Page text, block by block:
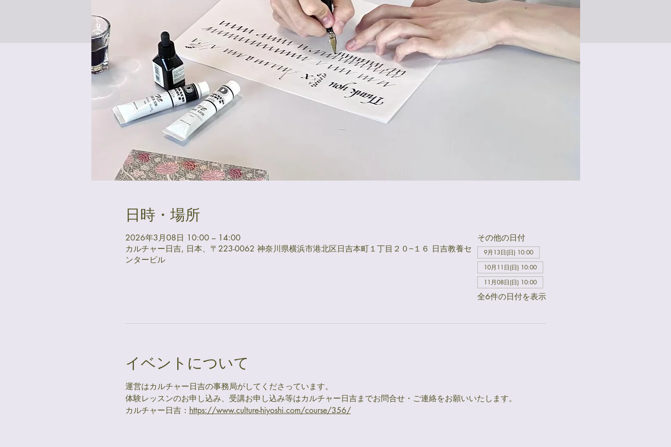
日時・場所
2026年3月08日 10:00 – 14:00
カルチャー日吉, 日本、〒223-0062 神奈川県横浜市港北区日吉本町１丁目２０−１６ 日吉教養セ
ンタービル
その他の日付
9月13日(日) 10:00
10月11日(日) 10:00
11月08日(日) 10:00
全6件の日付を表示
イベントについて
運営はカルチャー日吉の事務局がしてくださっています。
体験レッスンのお申し込み、受講お申し込み等はカルチャー日吉までお問合せ・ご連絡をお願いいたします。
カルチャー日吉： https://www.culture-hiyoshi.com/course/356/